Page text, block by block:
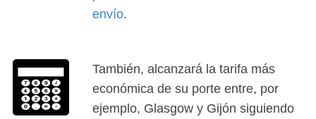
envío.
También, alcanzará la tarifa más
económica de su porte entre, por
ejemplo, Glasgow y Gijón siguiendo